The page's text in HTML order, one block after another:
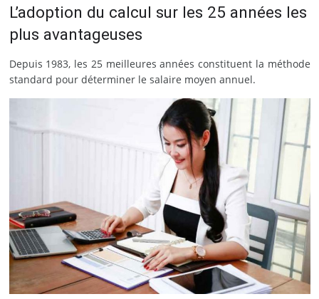
L’adoption du calcul sur les 25 années les
plus avantageuses
Depuis 1983, les 25 meilleures années constituent la méthode
standard pour déterminer le salaire moyen annuel.